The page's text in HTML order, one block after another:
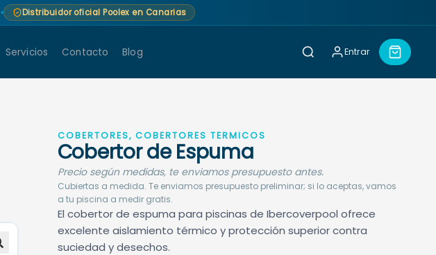
Distribuidor oficial Poolex en Canarias
Servicios Contacto Blog Entrar
COBERTORES, COBERTORES TÉRMICOS
Cobertor de Espuma
Precio según medidas, te enviamos presupuesto antes.
Cubiertas a medida. Te enviamos presupuesto preliminar; si lo aceptas, vamos
a tu piscina a medir gratis.
El cobertor de espuma para piscinas de Ibercoverpool ofrece
excelente aislamiento térmico y protección superior contra
suciedad y desechos.